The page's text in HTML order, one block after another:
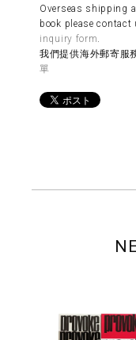
Overseas shipping
book please
inquiry form.
我們提供海外郵寄服
單